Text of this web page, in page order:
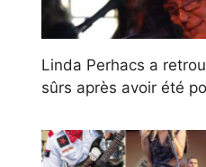
Linda Perhacs a
sûrs après avoir été